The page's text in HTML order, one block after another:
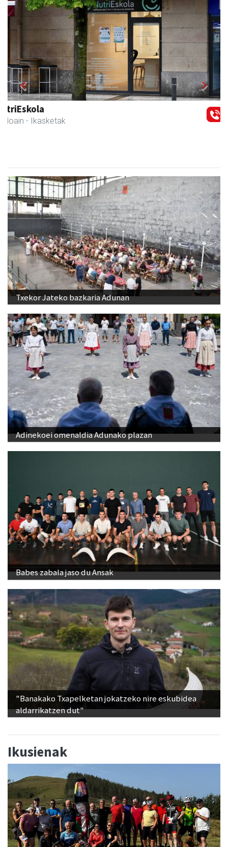
Andoaingo Udala
Andoain - Udaletxeak
Previous Next
Txekor Jateko bazkaria Adunan
Adinekoei omenaldia Adunako plazan
Babes zabala jaso du Ansak
"Banakako Txapelketan jokatzeko nire eskubidea
aldarrikatzen dut"
Ikusienak